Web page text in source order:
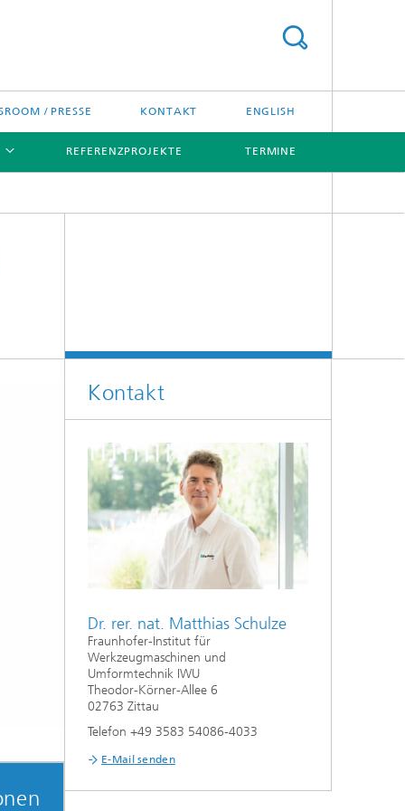
/ PRESSE KONTAKT ENGLISH
REFERENZPROJEKTE TERMINE
Kontakt
Dr. rer. nat. Matthias Schulze
Fraunhofer-Institut für
Werkzeugmaschinen und
Umformtechnik IWU
Theodor-Körner-Allee 6
02763 Zittau
Telefon +49 3583 54086-4033
E-Mail senden